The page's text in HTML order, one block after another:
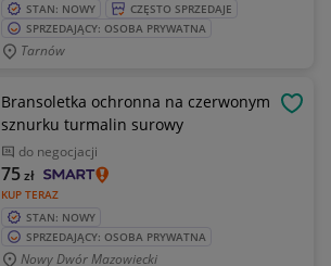
STAN: NOWY
CZĘSTO SPRZEDAJE
SPRZEDAJĄCY: OSOBA PRYWATNA
Tarnów
Bransoletka ochronna na czerwonym
sznurku turmalin surowy
do negocjacji
KUP TERAZ
75zł
STAN: NOWY
SPRZEDAJĄCY: OSOBA PRYWATNA
Nowy Dwór Mazowiecki